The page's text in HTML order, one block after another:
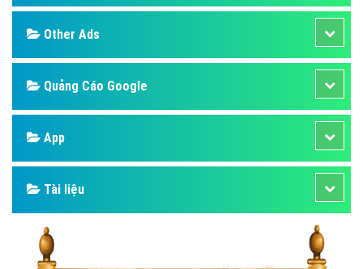
Other Ads
Quảng Cáo Google
App
Tài liệu